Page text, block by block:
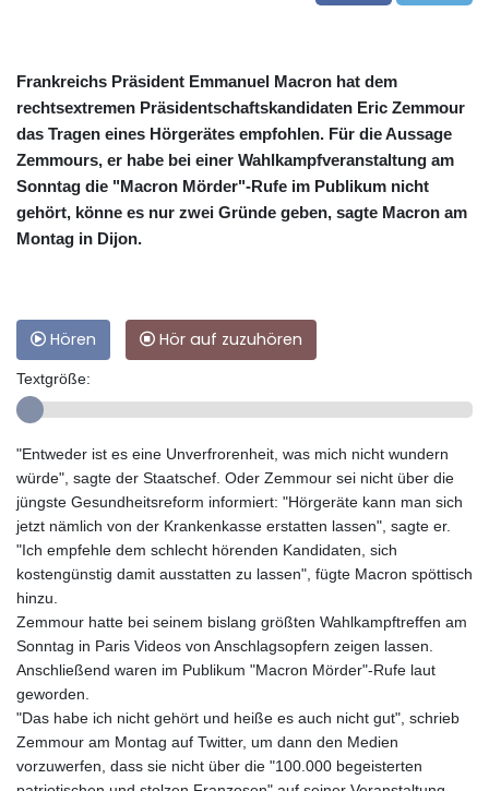
Frankreichs Präsident Emmanuel Macron hat dem
rechtsextremen Präsidentschaftskandidaten Eric Zemmour
das Tragen eines Hörgerätes empfohlen. Für die Aussage
Zemmours, er habe bei einer Wahlkampfveranstaltung am
Sonntag die "Macron Mörder"-Rufe im Publikum nicht
gehört, könne es nur zwei Gründe geben, sagte Macron am
Montag in Dijon.
Hören Hör auf zuzuhören
Textgröße:
"Entweder ist es eine Unverfrorenheit, was mich nicht wundern
würde", sagte der Staatschef. Oder Zemmour sei nicht über die
jüngste Gesundheitsreform informiert: "Hörgeräte kann man sich
jetzt nämlich von der Krankenkasse erstatten lassen", sagte er.
"Ich empfehle dem schlecht hörenden Kandidaten, sich
kostengünstig damit ausstatten zu lassen", fügte Macron spöttisch
hinzu.
Zemmour hatte bei seinem bislang größten Wahlkampftreffen am
Sonntag in Paris Videos von Anschlagsopfern zeigen lassen.
Anschließend waren im Publikum "Macron Mörder"-Rufe laut
geworden.
"Das habe ich nicht gehört und heiße es auch nicht gut", schrieb
Zemmour am Montag auf Twitter, um dann den Medien
vorzuwerfen, dass sie nicht über die "100.000 begeisterten